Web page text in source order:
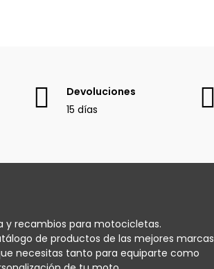
Devoluciones
15 días
y recambios para motocicletas.
de productos de las mejores marcas
necesitas tanto para equiparte como